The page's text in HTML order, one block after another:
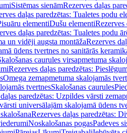
Sistēmas sienāmRezerves daļas
daļas paredzētas: Tualetes podu
elementiDušu elementiRezerves
daļas paredzētas: Tualetes podu
un vidēji augsta montāžaRezerves
ūdens tvertnes no sanitārās
caurules virsapmetuma
Rezerves daļas paredzētas:
Omega zemapmetuma skalojamās
tvertnesSkalošanas caurules
paredzētas: Uzpildes vārsti
universālajām skalojamā ūdens
Rezerves daļas paredzētas:
Noskalošanas pogasPadeves